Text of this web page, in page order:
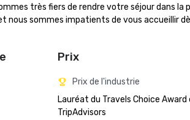
très fiers de rendre votre séjour dans la
nous sommes impatients de vous accueillir
Prix
Prix de l'industrie
Lauréat du Travels Choice Award